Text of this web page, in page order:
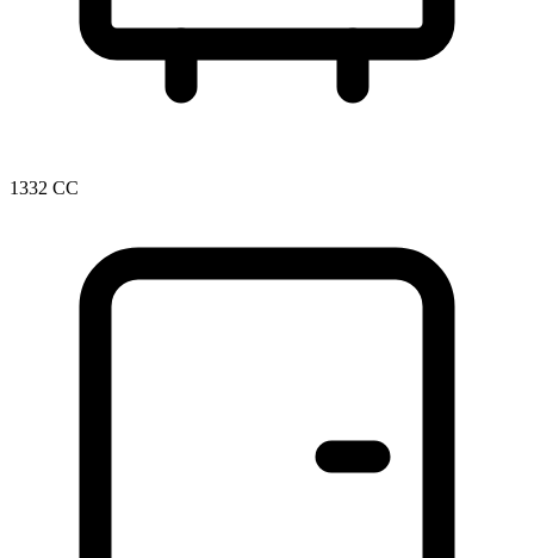
1332 CC